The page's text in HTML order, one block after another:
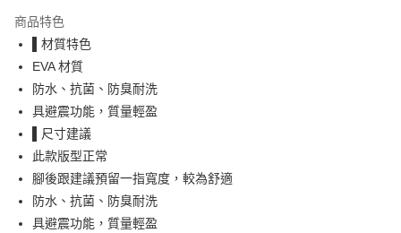
Google Pay
全盈+PAY
大哥付你分期
相關說明
【大哥付你分期使用說明】
1.本服務由台灣大哥大提供，台灣大哥大用戶可立即使用無須另外申請。
2.付款方式選擇「大哥付你分期」，訂單成立後會自動跳轉到大哥付的交易
流程，驗證手機門號後，選擇欲分期的期數、繳款截止日，確認付款後即完
成交易。
3.實際核准額度、可分期數及費用金額請依後續交易確認頁面所載為準。
AFTEE先享後付
相關說明
【關於「AFTEE先享後付」】
AFTEE先享後付是「在收到商品之後才付款」的支付方式。 讓您購物簡單
便利好安心！
ATM付款
商品特色
▌材質特色
EVA 材質
防水、抗菌、防臭耐洗
具避震功能，質量輕盈
▌尺寸建議
此款版型正常
腳後跟建議預留一指寬度，較為舒適
防水、抗菌、防臭耐洗
具避震功能，質量輕盈